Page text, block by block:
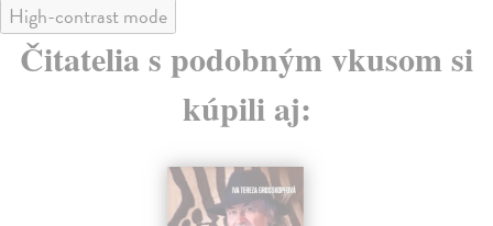
High-contrast mode
Čitatelia s podobným vkusom si
kúpili aj: